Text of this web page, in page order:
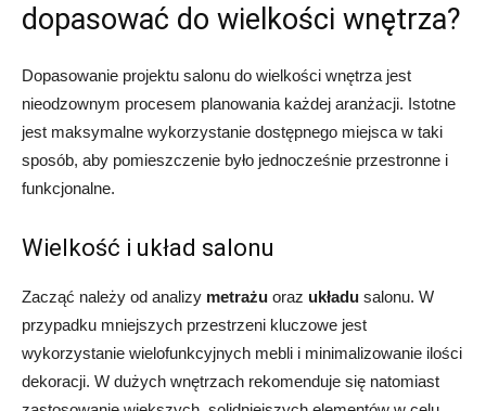
dopasować do wielkości wnętrza?
Dopasowanie projektu salonu do wielkości wnętrza jest
nieodzownym procesem planowania każdej aranżacji. Istotne
jest maksymalne wykorzystanie dostępnego miejsca w taki
sposób, aby pomieszczenie było jednocześnie przestronne i
funkcjonalne.
Wielkość i układ salonu
Zacząć należy od analizy metrażu oraz układu salonu. W
przypadku mniejszych przestrzeni kluczowe jest
wykorzystanie wielofunkcyjnych mebli i minimalizowanie ilości
dekoracji. W dużych wnętrzach rekomenduje się natomiast